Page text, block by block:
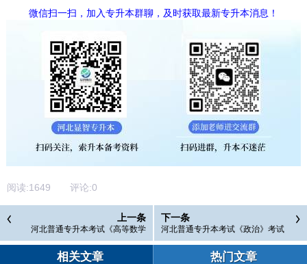
微信扫一扫，加入专升本群聊，及时获取最新专升本消息！
阅读:1649 评论:0
上一条
河北普通专升本考试《高等数学
下一条
河北普通专升本考试《政治》考试
相关文章 热门文章